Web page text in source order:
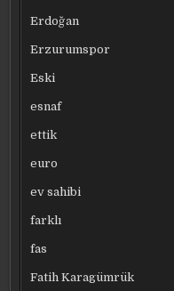
Erdoğan
Erzurumspor
Eski
esnaf
ettik
euro
ev sahibi
farklı
fas
Fatih Karagümrük